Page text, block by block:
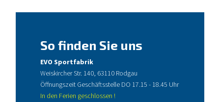
So finden Sie uns
EVO Sportfabrik
Weiskircher Str. 140, 63110 Rodgau
Öffnungszeit Geschäftsstelle DO 17.15 - 18.45 Uhr
In den Ferien geschlossen !